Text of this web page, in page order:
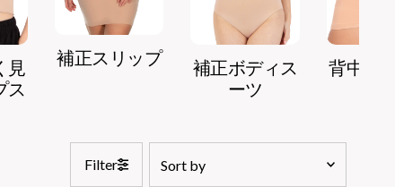
見
ス
補正スリップ
補正ボディス
ーツ
背中開
Filter
by